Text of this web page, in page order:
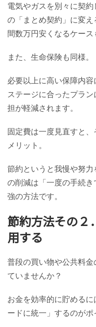
電気やガスを別々に契
の「まとめ契約」に変
間数万円安くなるケース
また、生命保険も同様。
必要以上に高い保障内
ステージに合ったプラ
担が軽減されます。
固定費は一度見直すと
メリット。
節約というと我慢や努
の削減は「一度の手続
強の方法です。
節約方法その２
用する
普段の買い物や公共料
ていませんか？
お金を効率的に貯める
ードに統一」するのがポ